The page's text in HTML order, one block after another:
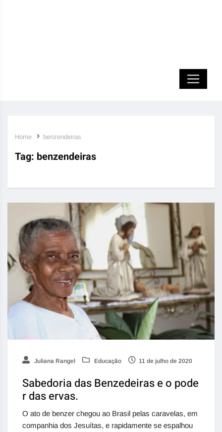
Home benzendeiras
Tag: benzendeiras
Juliana Rangel Educação 11 de julho de 2020
Sabedoria das Benzedeiras e o pode
r das ervas.
O ato de benzer chegou ao Brasil pelas caravelas, em
companhia dos Jesuítas, e rapidamente se espalhou